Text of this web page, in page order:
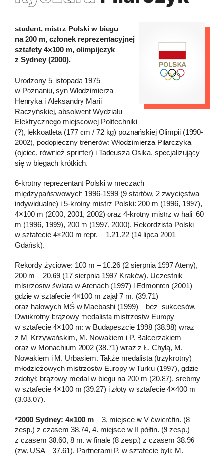
student, mistrz Polski w biegu
na 200 m, członek reprezentacyjnej
sztafety 4×100 m, olimpijczyk
z Sydney (2000).
Urodzony 5 listopada 1975
w Poznaniu, syn Włodzimierza
Henryka i Aleksandry Marii
Raczyńskiej, absolwent Wydziału
Elektrycznego miejscowej Politechniki
(?), lekkoatleta (177 cm / 72 kg) poznańskiej Olimpii (1990-
2002), podopieczny trenerów: Włodzimierza Pilarczyka
(ojciec, również sprinter) i Tadeusza Osika, specjalizujący
się w biegach krótkich.
6-krotny reprezentant Polski w meczach
międzypaństwowych 1996-1999 (9 startów, 2 zwycięstwa
indywidualne) i 5-krotny mistrz Polski: 200 m (1996, 1997),
4×100 m (2000, 2001, 2002) oraz 4-krotny mistrz w hali: 60
m (1996, 1999), 200 m (1997, 2000). Rekordzista Polski
w sztafecie 4×200 m repr. – 1.21.22 (14 lipca 2001
Gdańsk).
Rekordy życiowe: 100 m – 10.26 (2 sierpnia 1997 Ateny),
200 m – 20.69 (17 sierpnia 1997 Kraków). Uczestnik
mistrzostw świata w Atenach (1997) i Edmonton (2001),
gdzie w sztafecie 4×100 m zajął 7 m. (39.71)
oraz halowych MŚ w Maebashi (1999) – bez sukcesów.
Dwukrotny brązowy medalista mistrzostw Europy
w sztafecie 4×100 m: w Budapeszcie 1998 (38.98) wraz
z M. Krzywańskim, M. Nowakiem i P. Balcerzakiem
oraz w Monachium 2002 (38.71) wraz z Ł. Chyłą, M.
Nowakiem i M. Urbasiem. Także medalista (trzykrotny)
młodzieżowych mistrzostw Europy w Turku (1997), gdzie
zdobył: brązowy medal w biegu na 200 m (20.87), srebrny
w sztafecie 4×100 m (39.27) i złoty w sztafecie 4×400 m
(3.03.07).
*2000 Sydney: 4×100 m – 3. miejsce w V ćwierćfin. (8
zesp.) z czasem 38.74, 4. miejsce w II półfin. (9 zesp.)
z czasem 38.60, 8 m. w finale (8 zesp.) z czasem 38.96
(zw. USA – 37.61). Partnerami P. w sztafecie byli: M.